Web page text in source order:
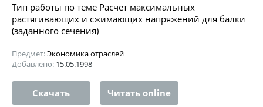
Тип работы по теме Расчёт максимальных
растягивающих и сжимающих напряжений для балки
(заданного сечения)
Предмет:Экономика отраслей
Добавлено: 15.05.1998
Скачать Читать online